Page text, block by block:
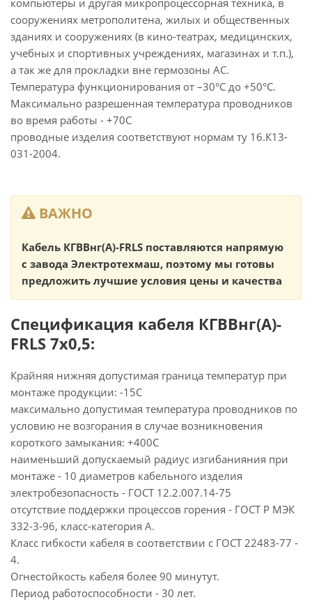
компьютеры и другая микропроцессорная техника, в
сооружениях метрополитена, жилых и общественных
зданиях и сооружениях (в кино-театрах, медицинских,
учебных и спортивных учреждениях, магазинах и т.п.),
а так же для прокладки вне гермозоны АС.
Температура функционирования от –30°С до +50°С.
Максимально разрешенная температура проводников
во время работы - +70С
проводные изделия соответствуют нормам ту 16.К13-
031-2004.
ВАЖНО
Кабель КГВВнг(А)-FRLS поставляются напрямую
с завода Электротехмаш, поэтому мы готовы
предложить лучшие условия цены и качества
Спецификация кабеля КГВВнг(А)-
FRLS 7х0,5:
Крайняя нижняя допустимая граница температур при
монтаже продукции: -15С
максимально допустимая температура проводников по
условию не возгорания в случае возникновения
короткого замыкания: +400С
наименьший допускаемый радиус изгибанияния при
монтаже - 10 диаметров кабельного изделия
электробезопасность - ГОСТ 12.2.007.14-75
отсутствие поддержки процессов горения - ГОСТ Р МЭК
332-3-96, класс-категория А.
Класс гибкости кабеля в соответствии с ГОСТ 22483-77 -
4.
Огнестойкость кабеля более 90 минутут.
Период работоспособности - 30 лет.